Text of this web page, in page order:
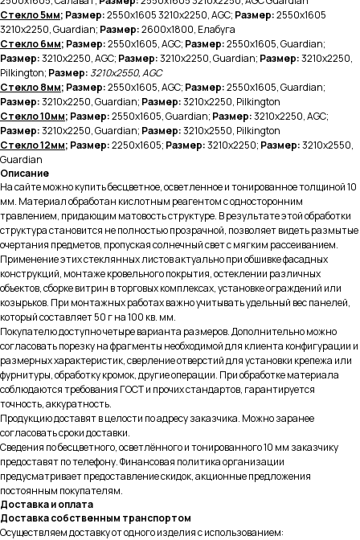
Стекло 5мм; Размер:2550х1605 3210х2250, AGC; Размер:2550х1605
3210х2250, Guardian; Размер:2600х1800, Елабуга
Стекло 6мм; Размер:2550х1605, AGC; Размер:2550х1605, Guardian;
Размер:3210х2250, AGC; Размер:3210х2250, Guardian; Размер:3210х2250,
Pilkington; Размер: 3210х2550, AGC
Стекло 8мм; Размер:2550х1605, AGC; Размер:2550х1605, Guardian;
Размер:3210х2250, Guardian; Размер:3210х2250, Pilkington
Стекло 10мм; Размер:2550х1605, Guardian; Размер:3210х2250, AGC;
Размер:3210х2250, Guardian; Размер:3210х2550, Pilkington
Стекло 12мм; Размер:2250х1605; Размер:3210х2250; Размер:3210х2550,
Guardian
Описание
На сайте можно купить бесцветное, осветленное и тонированное толщиной 10
мм. Материал обработан кислотным реагентом с односторонним
травлением, придающим матовость структуре. В результате этой обработки
структура становится не полностью прозрачной, позволяет видеть размытые
очертания предметов, пропуская солнечный свет с мягким рассеиванием.
Применение этих стеклянных листов актуально при обшивке фасадных
конструкций, монтаже кровельного покрытия, остеклении различных
объектов, сборке витрин в торговых комплексах, установке ограждений или
козырьков. При монтажных работах важно учитывать удельный вес панелей,
который составляет 50 г на 100 кв. мм.
Покупателю доступно четыре варианта размеров. Дополнительно можно
согласовать порезку на фрагменты необходимой для клиента конфигурации и
размерных характеристик, сверление отверстий для установки крепежа или
фурнитуры, обработку кромок, другие операции. При обработке материала
соблюдаются требования ГОСТ и прочих стандартов, гарантируется
точность, аккуратность.
Продукцию доставят в целости по адресу заказчика. Можно заранее
согласовать сроки доставки.
Сведения по бесцветного, осветлённого и тонированного 10 мм заказчику
предоставят по телефону. Финансовая политика организации
предусматривает предоставление скидок, акционные предложения
постоянным покупателям.
Доставка и оплата
Доставка собственным транспортом
Осуществляем доставку от одного изделия с использованием: